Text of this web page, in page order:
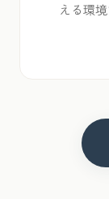
える環境